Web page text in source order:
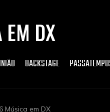
DX
BACKSTAGE
Música em DX